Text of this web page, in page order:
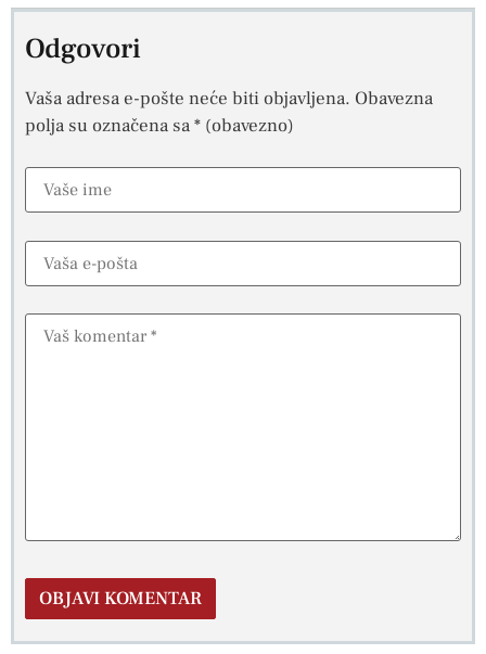
Odgovori
Vaša adresa e-pošte neće biti objavljena. Obavezna
polja su označena sa* (obavezno)